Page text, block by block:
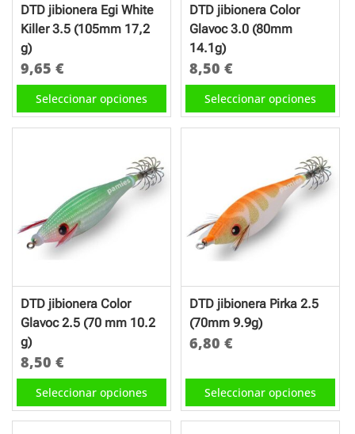
página
la
producto
DTD jibionera Egi White
Killer 3.5 (105mm 17,2
g)
9,65 €
Seleccionar opciones
Este
producto
tiene
variantes.
Las
opciones
se
en
la
producto
DTD jibionera Color
Glavoc 3.0 (80mm
14.1g)
8,50€
Seleccionar opciones
Este
producto
tiene
variantes.
Las
opciones
se
en
la
página
producto
DTD jibionera Color
Glavoc 2.5 (70 mm 10.2
g)
8,50 €
Seleccionar opciones
Este
producto
tiene
DTD jibionera Pirka 2.5
(70mm 9.9g)
6,80€
Seleccionar opciones
producto
tiene
múltiples